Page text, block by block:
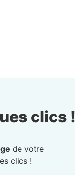
clics !
de votre
clics !